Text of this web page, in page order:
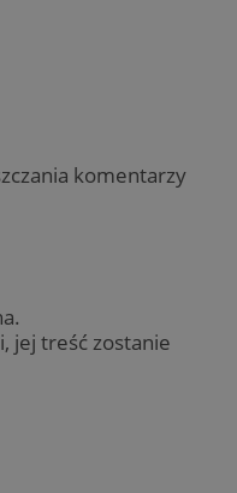
komentarzy
jej treść zostanie